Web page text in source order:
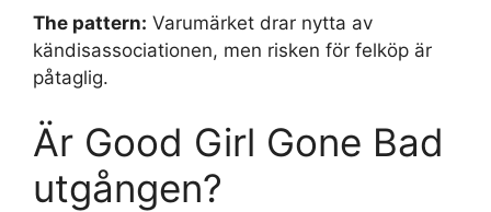
The pattern: Varumärket drar nytta av
kändisassociationen, men risken för felköp är
påtaglig.
Är Good Girl Gone Bad
utgången?